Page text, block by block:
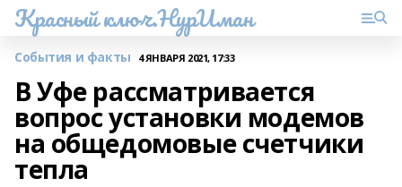
Красный ключ.НурИман
События и факты 4 ЯНВАРЯ 2021, 17:33
В Уфе рассматривается
вопрос установки модемов
на общедомовые счетчики
тепла